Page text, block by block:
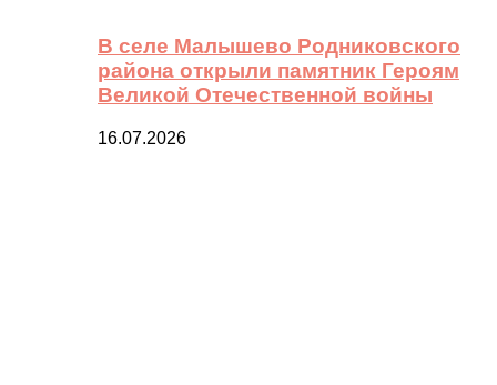
В селе Малышево Родниковского
района открыли памятник Героям
Великой Отечественной войны
16.07.2026